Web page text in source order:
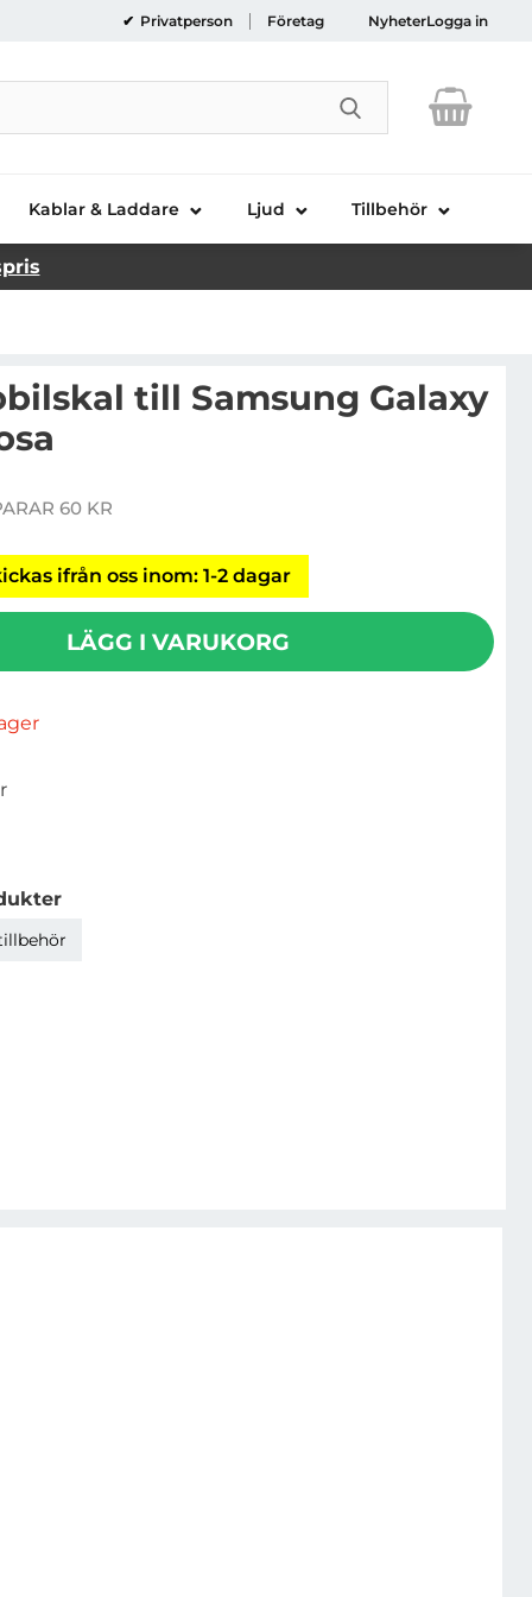
Privatperson Företag NyheterLogga in
Genomför
Kablar & Laddare Ljud Tillbehör
till Samsung Galaxy
60 KR
ifrån oss inom: 1-2 dagar
LÄGG I VARUKORG